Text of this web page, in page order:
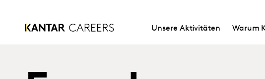
Unsere Aktivitäten Warum